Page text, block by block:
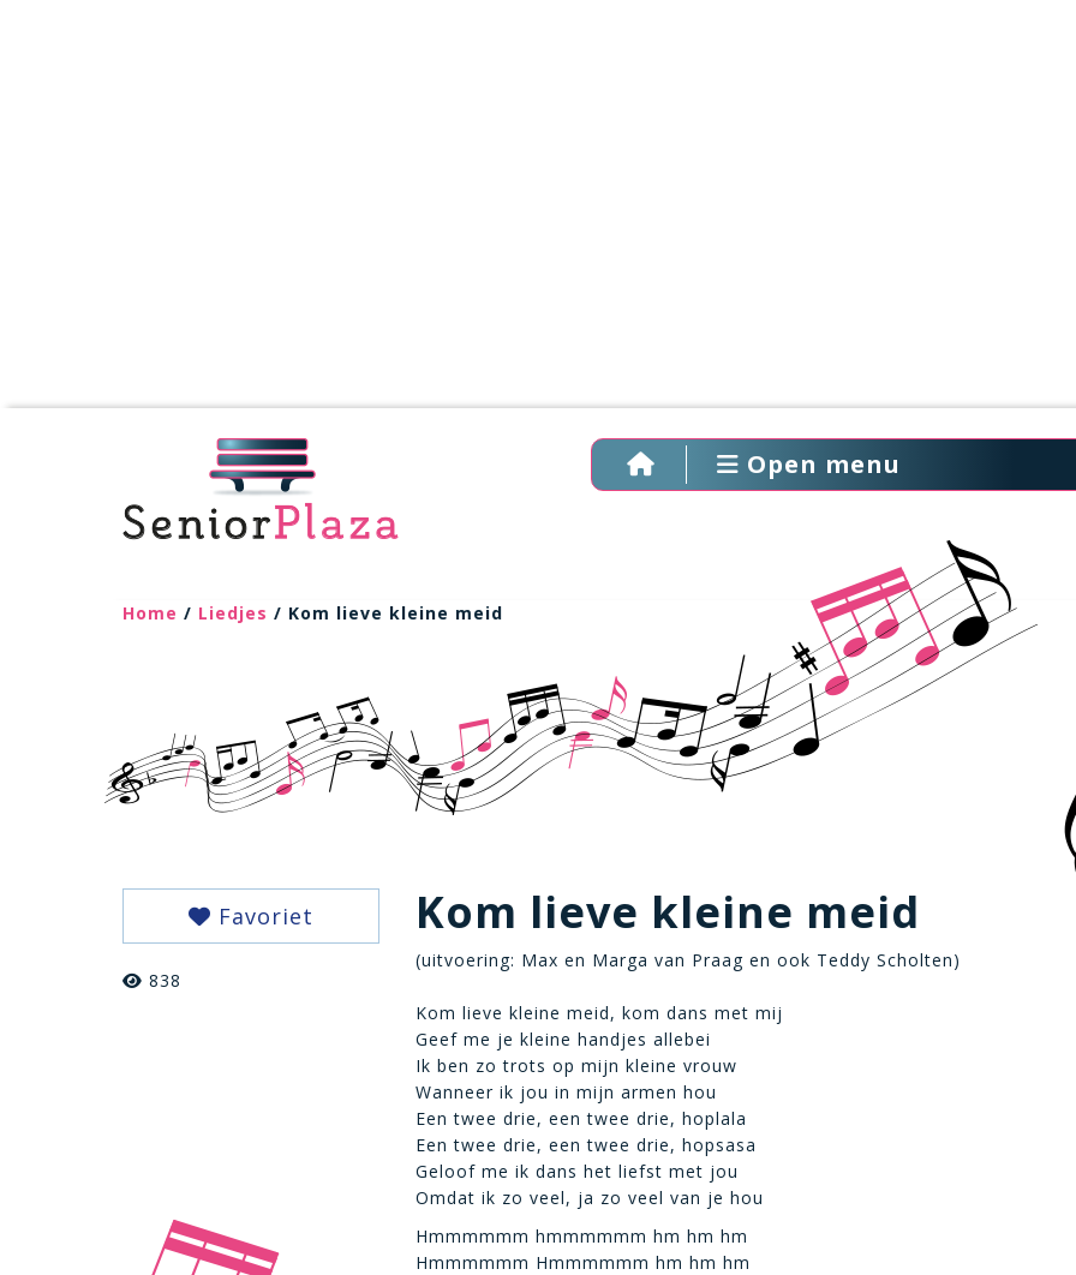
Open menu
Home / Liedjes / Kom lieve kleine meid
Favoriet
838
Kom lieve kleine meid
(uitvoering: Max en Marga van Praag en ook Teddy Scholten)
Kom lieve kleine meid, kom dans met mij
Geef me je kleine handjes allebei
Ik ben zo trots op mijn kleine vrouw
Wanneer ik jou in mijn armen hou
Een twee drie, een twee drie, hoplala
Een twee drie, een twee drie, hopsasa
Geloof me ik dans het liefst met jou
Omdat ik zo veel, ja zo veel van je hou
Hmmmmmm hmmmmmm hm hm hm
Hmmmmmm Hmmmmmm hm hm hm